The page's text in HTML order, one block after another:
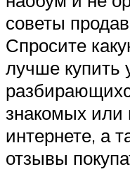
советы
Спросите
лучше купить
знакомых или
интернете, а
отзывы